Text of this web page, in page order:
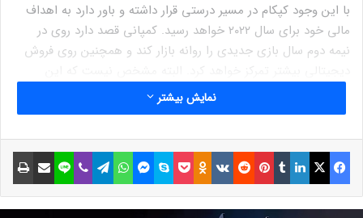
با این وجود کپکام در مسیر درستی قرار داشته و باور دارد به اهداف
مالی خود برای سال ۲۰۲۲ خواهد رسید. کمپانی قصد دارد روی در
نیمه دوم سال بازی جدیدی را روانه بازار کند و همچنین روی فروش
ریزی کرده است.
مطلب پیشنهادی:
نقد فیلم Resident Evil: Welcome To Racoon
City – اقامتگاه زوار در رفته شیطان
تعریف اشتباهی فن سرویس
نمایش بیشتر
فیسبوک ایکس لینکداین تامبلر پینتریست Reddit
VKontakte
Odnoklassniki پاکت اسکایپ مسنجر واتس آپ تلگرام وایبر لاین اشتراک گذاری با ایمیل